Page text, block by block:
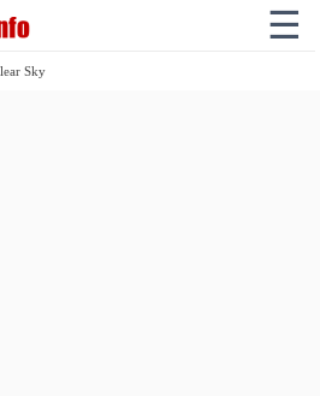
☰
Sky